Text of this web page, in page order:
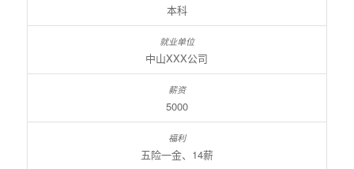
本科
中山XXX公司
5000
五险一金、14薪